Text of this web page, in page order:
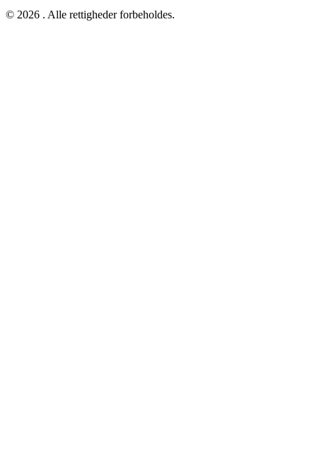
© 2026 . Alle rettigheder forbeholdes.